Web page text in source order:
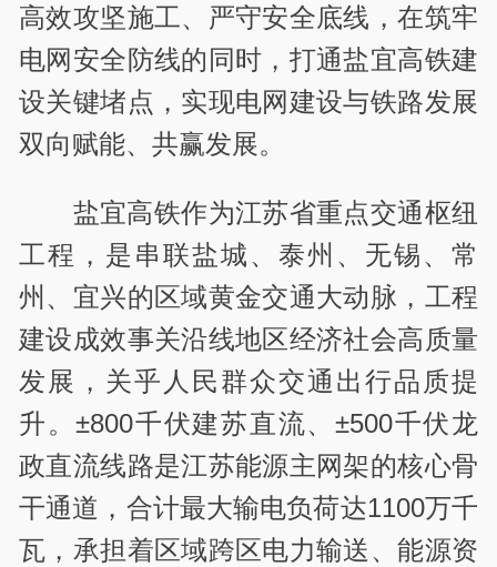
高效攻坚施工、严守安全底线，在筑牢
电网安全防线的同时，打通盐宜高铁建
设关键堵点，实现电网建设与铁路发展
双向赋能、共赢发展。
盐宜高铁作为江苏省重点交通枢纽
工程，是串联盐城、泰州、无锡、常
州、宜兴的区域黄金交通大动脉，工程
建设成效事关沿线地区经济社会高质量
发展，关乎人民群众交通出行品质提
升。±800千伏建苏直流、±500千伏龙
政直流线路是江苏能源主网架的核心骨
干通道，合计最大输电负荷达1100万千
瓦，承担着区域跨区电力输送、能源资